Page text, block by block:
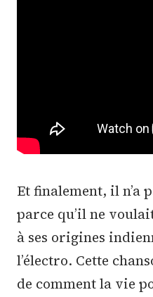
Et finalement, il n’a
parce qu’il ne
à ses origines
l’électro. Cette
de comment la vie